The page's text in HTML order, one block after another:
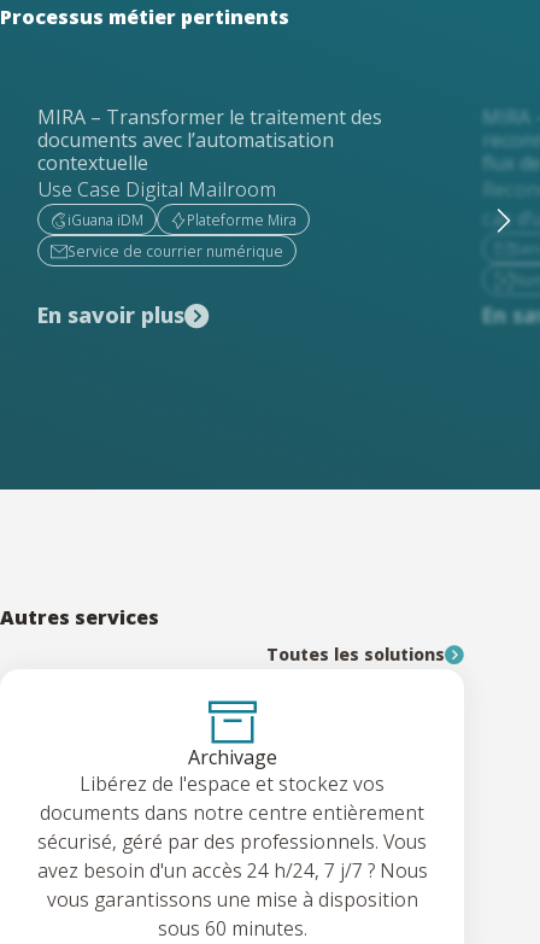
Processus métier pertinents
MIRA – Transformer le traitement des
documents avec l’automatisation
contextuelle
Use Case Digital Mailroom
iGuana iDM
Plateforme Mira
Service de courrier numérique
En savoir plus
flux
cas
En
Autres services
Toutes les solutions
Archivage
Libérez de l'espace et stockez vos
documents dans notre centre entièrement
sécurisé, géré par des professionnels. Vous
avez besoin d'un accès 24 h/24, 7 j/7 ? Nous
vous garantissons une mise à disposition
sous 60 minutes.